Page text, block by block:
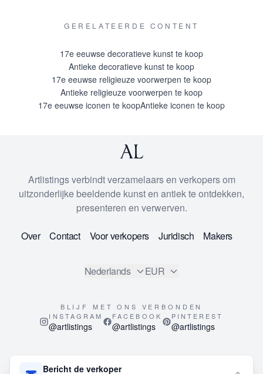
Bericht de verkoper
GERELATEERDE CONTENT
17e eeuwse decoratieve kunst te koop
Antieke decoratieve kunst te koop
17e eeuwse religieuze voorwerpen te koop
Antieke religieuze voorwerpen te koop
17e eeuwse iconen te koopAntieke iconen te koop
Artlistings verbindt verzamelaars en verkopers om
uitzonderlijke beeldende kunst en antiek te ontdekken,
presenteren en verwerven.
Over Contact Voor verkopers Juridisch Makers
Nederlands EUR
BLIJF MET ONS VERBONDEN
INSTAGRAM
@artlistings
FACEBOOK
@artlistings
PINTEREST
@artlistings
© 2026ArtListings™. All Rights Reserved.